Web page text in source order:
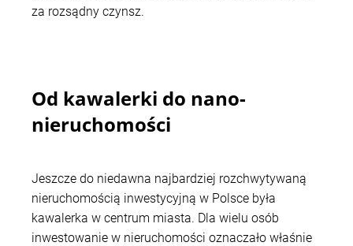
za rozsądny czynsz.
Od kawalerki do nano-
nieruchomości
Jeszcze do niedawna najbardziej rozchwytywaną
nieruchomością inwestycyjną w Polsce była
kawalerka w centrum miasta. Dla wielu osób
inwestowanie w nieruchomości oznaczało właśnie